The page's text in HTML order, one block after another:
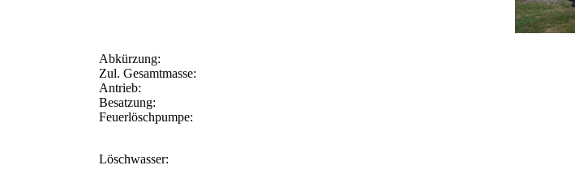
Abkürzung:
Zul. Gesamtmasse:
Antrieb:
Besatzung:
Feuerlöschpumpe:
Löschwasser: